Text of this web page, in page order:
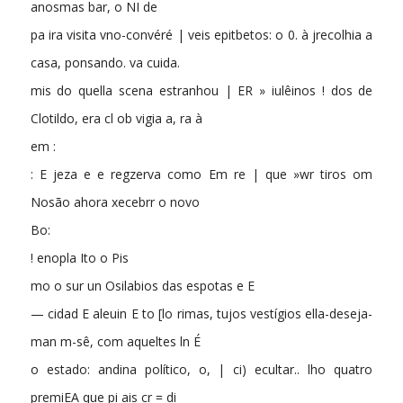
anosmas bar, o NI de
pa ira visita vno-convéré | veis epitbetos: o 0. à jrecolhia a
casa, ponsando. va cuida.
mis do quella scena estranhou | ER » iulêinos ! dos de
Clotildo, era cl ob vigia a, ra à
em :
: E jeza e e regzerva como Em re | que »wr tiros om
Nosão ahora xecebrr o novo
Bo:
! enopla Ito o Pis
mo o sur un Osilabios das espotas e E
— cidad E aleuin E to [lo rimas, tujos vestígios ella-deseja-
man m-sê, com aqueltes ln É
o estado: andina político, o, | ci) ecultar.. lho quatro
premiEA que pi ais cr = di